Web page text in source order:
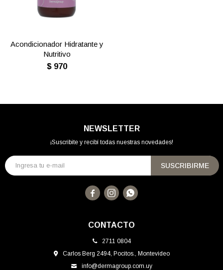
Acondicionador Hidratante y
Nutritivo
$ 970
CONTACTO
2711 0804
Carlos Berg 2494, Pocitos., Montevideo
info@dermagroup.com.uy
NEWSLETTER
¡Suscribite y recibí todas nuestras novedades!
SUSCRIBIRME
  